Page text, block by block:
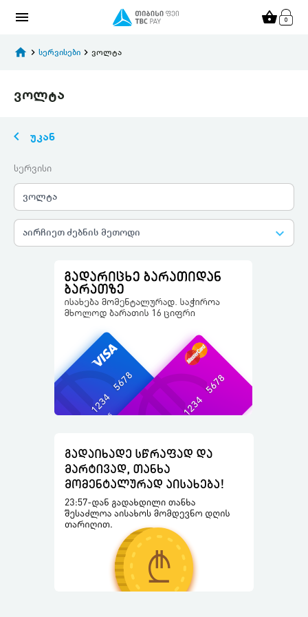
menu shopping_basket
home keyboard_arrow_right სერვისები keyboard_arrow_right ვოლტა
ვოლტა
keyboard_arrow_left უკან
სერვისი
ვოლტა
აირჩიეთ ძებნის მეთოდი keyboard_arrow_down